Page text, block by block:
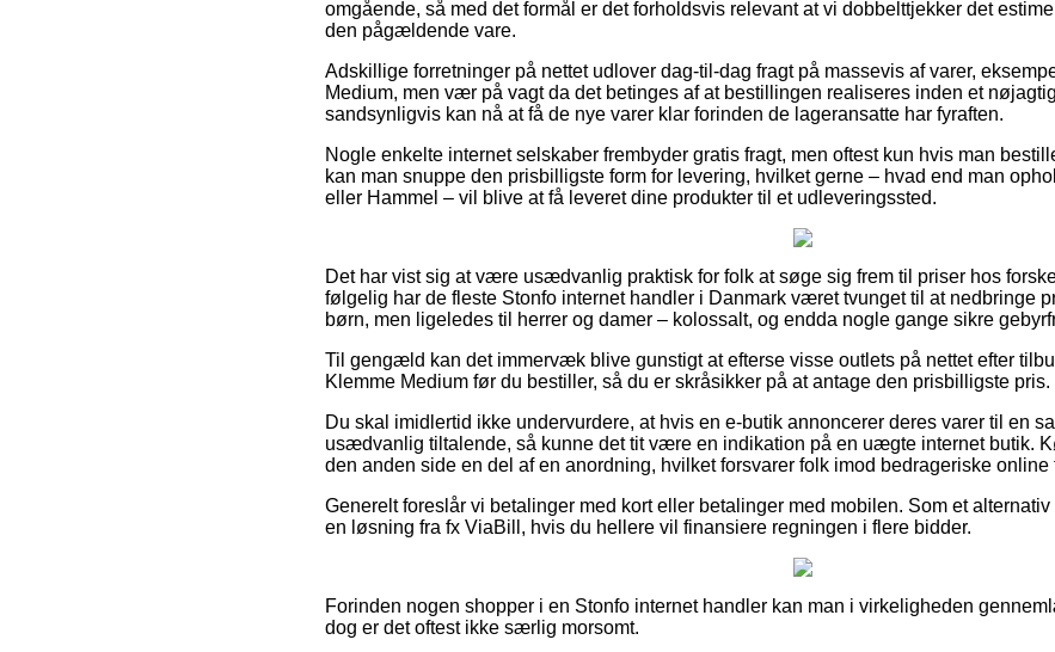
omgående, så med det formål er det forholdsvis relevant at vi dobbelttjekker det
den pågældende vare.
Adskillige forretninger på nettet udlover dag-til-dag fragt på massevis af varer,
Medium, men vær på vagt da det betinges af at bestillingen realiseres inden et
sandsynligvis kan nå at få de nye varer klar forinden de lageransatte har fyraften.
Nogle enkelte internet selskaber frembyder gratis fragt, men oftest kun hvis man
kan man snuppe den prisbilligste form for levering, hvilket gerne – hvad end man
eller Hammel – vil blive at få leveret dine produkter til et udleveringssted.
Det har vist sig at være usædvanlig praktisk for folk at søge sig frem til priser hos
følgelig har de fleste Stonfo internet handler i Danmark været tvunget til at nedbringe
børn, men ligeledes til herrer og damer – kolossalt, og endda nogle gange sikre
Til gengæld kan det immervæk blive gunstigt at efterse visse outlets på nettet efter
Klemme Medium før du bestiller, så du er skråsikker på at antage den prisbilligste pris.
Du skal imidlertid ikke undervurdere, at hvis en e-butik annoncerer deres varer til en
usædvanlig tiltalende, så kunne det tit være en indikation på en uægte internet butik.
den anden side en del af en anordning, hvilket forsvarer folk imod bedrageriske online
Generelt foreslår vi betalinger med kort eller betalinger med mobilen. Som et
en løsning fra fx ViaBill, hvis du hellere vil finansiere regningen i flere bidder.
Forinden nogen shopper i en Stonfo internet handler kan man i virkeligheden
dog er det oftest ikke særlig morsomt.